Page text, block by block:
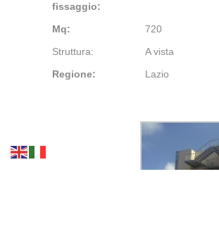
fissaggio:
Mq:
720
Struttura:
A vista
Regione:
Lazio